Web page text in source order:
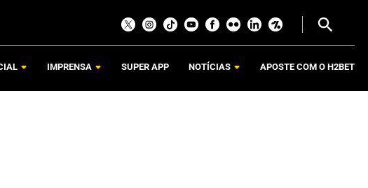
IMPRENSA SUPER APP NOTÍCIAS APOSTE COM O H2BET